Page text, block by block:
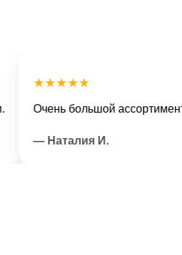
★★★★★
Очень большой ассортимент и
— Наталия И.